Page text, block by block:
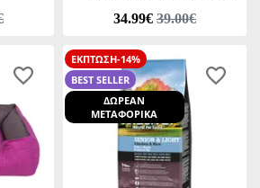
CM
34.99€ 39.00€
ΕΚΠΤΩΣΗ-14%
BEST SELLER
ΔΩΡΕΑΝ
ΜΕΤΑΦΟΡΙΚΑ